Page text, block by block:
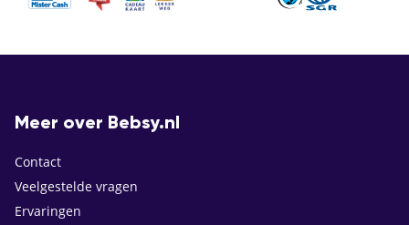
Meer over Bebsy.nl
Contact
Veelgestelde vragen
Ervaringen